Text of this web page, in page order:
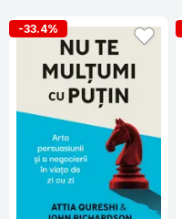
-33.4%